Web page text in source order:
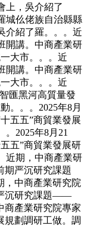
上，吳介紹了
城仫佬族自治縣縣
介紹了羅。。。近
開講。中商產業研
大市。。。近
開講。中商產業研
大市。。。近
匯黑河高質量發
。。。2025年8月
五五”商貿業發展
2025年8月21
五”商貿業發展研
近期，中商產業研
期严沉研究課題
中商產業研究院
沉研究課題——
商產業研究院專家
規劃調研工做。調